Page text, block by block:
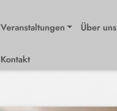
Veranstaltungen Über uns
Kontakt